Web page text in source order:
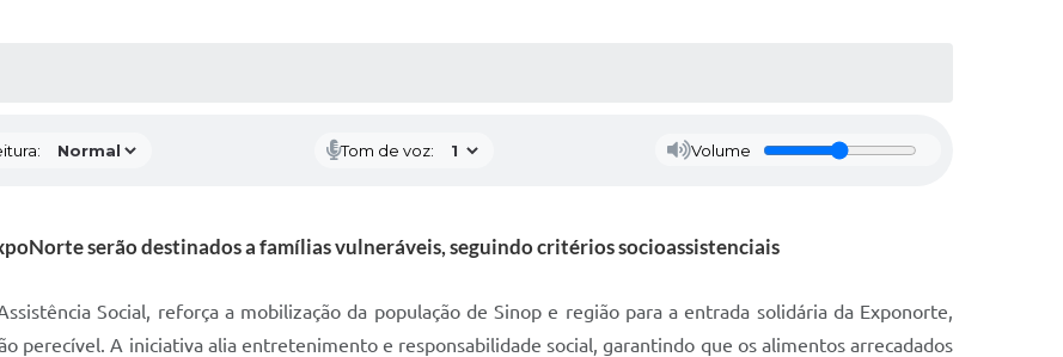
Tom de voz: Volume
serão destinados a famílias vulneráveis, seguindo critérios socioassistenciais
Social, reforça a mobilização da população de Sinop e região para a entrada solidária da Exponorte,
perecível. A iniciativa alia entretenimento e responsabilidade social, garantindo que os alimentos arrecadados